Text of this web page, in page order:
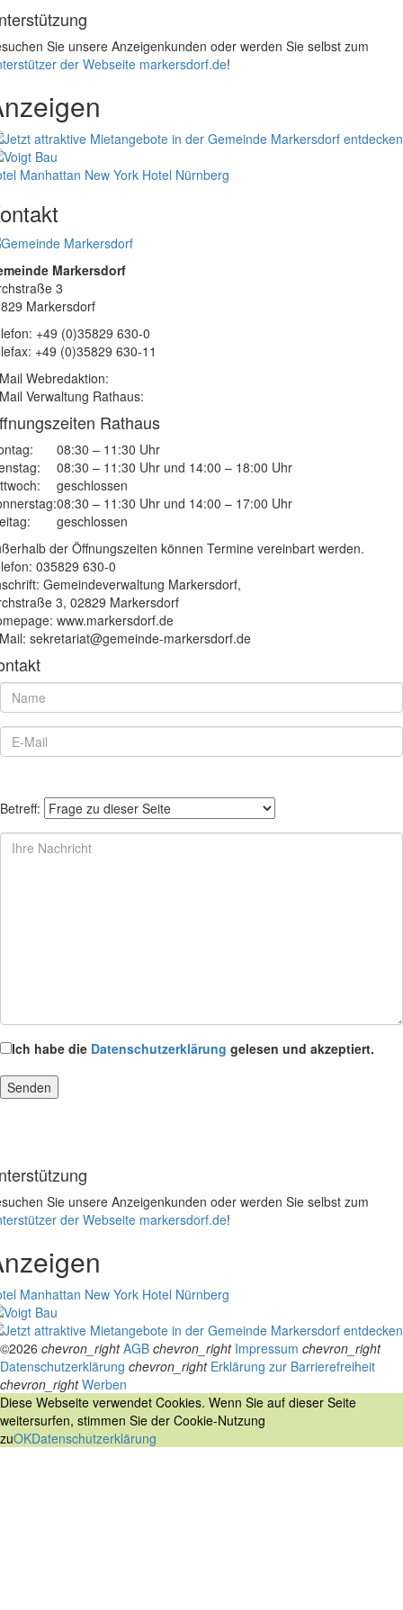
Sie unsere Anzeigenkunden oder werden Sie selbst zum
der Webseite markersdorf.de!
Manhattan New York Hotel Nürnberg
Markersdorf
3
Markersdorf
+49 (0)35829 630-0
+49 (0)35829 630-11
Webredaktion:
Verwaltung Rathaus:
Rathaus
08:30 – 11:30 Uhr
08:30 – 11:30 Uhr und 14:00 – 18:00 Uhr
geschlossen
08:30 – 11:30 Uhr und 14:00 – 17:00 Uhr
geschlossen
der Öffnungszeiten können Termine vereinbart werden.
035829 630-0
Gemeindeverwaltung Markersdorf,
3, 02829 Markersdorf
www.markersdorf.de
sekretariat@gemeinde-markersdorf.de
Betreff:
Ich habe die Datenschutzerklärung gelesen und akzeptiert.
Sie unsere Anzeigenkunden oder werden Sie selbst zum
der Webseite markersdorf.de!
Manhattan New York Hotel Nürnberg
©2026 chevron_right AGB chevron_right Impressum chevron_right
Datenschutzerklärung chevron_right Erklärung zur Barrierefreiheit
chevron_right Werben
Diese Webseite verwendet Cookies. Wenn Sie auf dieser Seite
weitersurfen, stimmen Sie der Cookie-Nutzung
zuOKDatenschutzerklärung